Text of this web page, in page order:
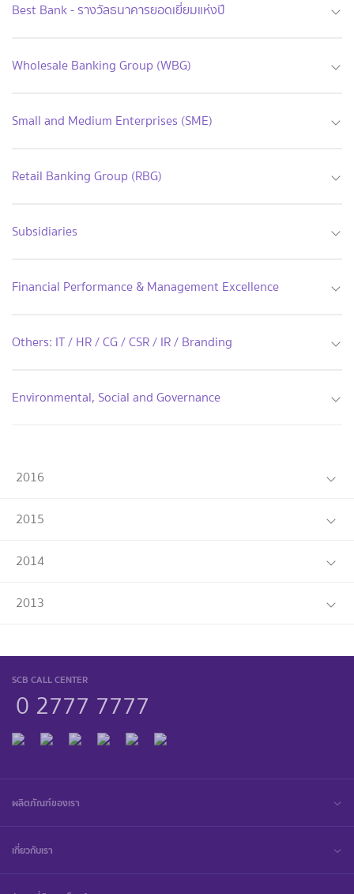
Best Bank - รางวัลธนาคารยอดเยี่ยมแห่งปี
Wholesale Banking Group (WBG)
Small and Medium Enterprises (SME)
Retail Banking Group (RBG)
Subsidiaries
Financial Performance & Management Excellence
Others: IT / HR / CG / CSR / IR / Branding
Environmental, Social and Governance
2016
2015
2014
2013
SCB CALL CENTER
0 2777 7777
ผลิตภัณฑ์ของเรา
เกี่ยวกับเรา